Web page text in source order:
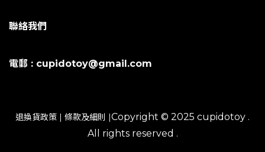
聯絡我們
電郵 : cupidotoy@gmail.com
退換貨政策 | 條款及細則 |Copyright © 2025 cupidotoy .
All rights reserved .